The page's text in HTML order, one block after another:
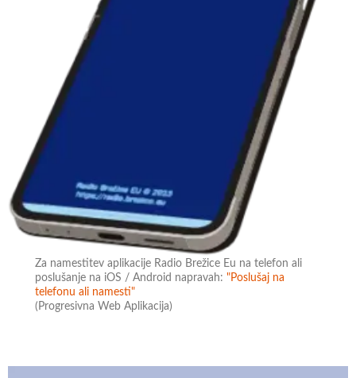
Za namestitev aplikacije Radio Brežice Eu na telefon ali
poslušanje na iOS / Android napravah:"Poslušaj na
telefonu ali namesti"
(Progresivna Web Aplikacija)